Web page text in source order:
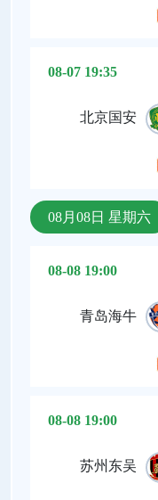
08-07 19:35
北京国安
08月08日 星期六
08-08 19:00
青岛海牛
08-08 19:00
苏州东吴